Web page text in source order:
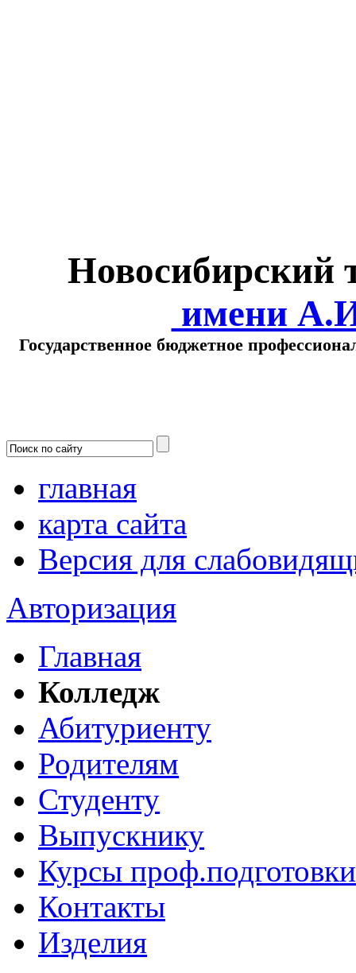
Новосибирский
имени
Государственное бюджетное
главная
карта сайта
Версия для
Авторизация
Главная
Колледж
Абитуриенту
Родителям
Студенту
Выпускнику
Курсы проф.подготовки
Контакты
Изделия